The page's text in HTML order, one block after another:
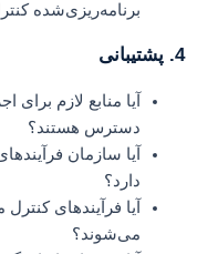
برنامه‌ریزی‌شده
4. پشتیبانی
آیا منابع لازم
دسترس هستند؟
آیا سازمان
دارد؟
آیا فرآیندهای
می‌شوند؟